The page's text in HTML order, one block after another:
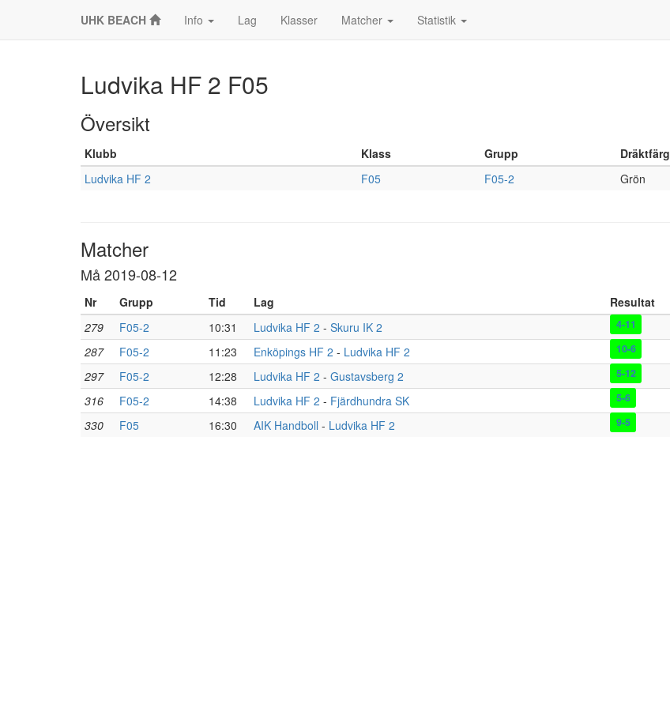
UHK BEACH Info Lag Klasser Matcher Statistik
Ludvika HF 2 F05
Översikt
Klubb Klass Grupp Dräktfärg
Ludvika HF 2
F05 F05-2 Grön
Matcher
Må 2019-08-12
Nr Grupp Tid Lag Resultat
279
F05-2 10:31 Ludvika HF 2 - Skuru IK 2 4-11
287
F05-2 11:23 Enköpings HF 2 - Ludvika HF 2 10-6
297
F05-2 12:28 Ludvika HF 2 - Gustavsberg 2 5-12
316
F05-2 14:38 Ludvika HF 2 - Fjärdhundra SK 5-6
330
F05 16:30 AIK Handboll - Ludvika HF 2 9-5